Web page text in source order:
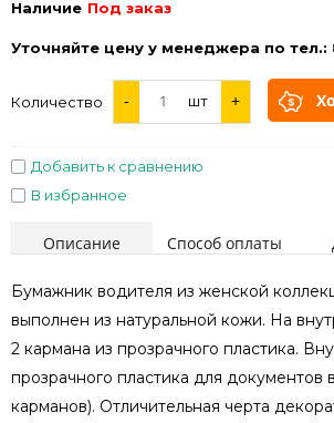
Наличие Под заказ
Уточняйте цену у менеджера по тел.:
Количество - шт +
Добавить к сравнению
В избранное
Описание Способ оплаты
Бумажник водителя из женской
выполнен из натуральной кожи. На
2 кармана из прозрачного пластика.
прозрачного пластика для документов
карманов). Отличительная черта